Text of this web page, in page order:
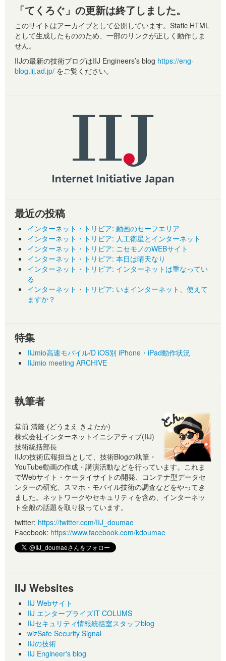
「てくろぐ」の更新は終了しました。
このサイトはアーカイブとして公開しています。Static HTML
として生成したもののため、一部のリンクが正しく動作しま
せん。
IIJの最新の技術ブログはIIJ Engineers’s blog https://eng-
blog.iij.ad.jp/ をご覧ください。
最近の投稿
インターネット・トリビア: 動画のセーフエリア
インターネット・トリビア: 人工衛星とインターネット
インターネット・トリビア: ニセモノのWEBサイト
インターネット・トリビア: 本日は晴天なり
インターネット・トリビア: インターネットは重なってい
る
インターネット・トリビア: いまインターネット、使えて
ますか？
特集
IIJmio高速モバイル/D iOS別 iPhone・iPad動作状況
IIJmio meeting ARCHIVE
執筆者
堂前 清隆 (どうまえ きよたか)
株式会社インターネットイニシアティブ(IIJ)
技術統括部長
IIJの技術広報担当として、技術Blogの執筆・
YouTube動画の作成・講演活動などを行っています。これま
でWebサイト・ケータイサイトの開発、コンテナ型データセ
ンターの研究、スマホ・モバイル技術の調査などをやってき
ました。ネットワークやセキュリティを含め、インターネッ
ト全般の話題を取り扱っています。
twitter: https://twitter.com/IIJ_doumae
Facebook: https://www.facebook.com/kdoumae
IIJ Websites
IIJ Webサイト
IIJ エンタープライズIT COLUMS
IIJセキュリティ情報統括室スタッフblog
wizSafe Security Signal
IIJの技術
IIJ Engineer's blog